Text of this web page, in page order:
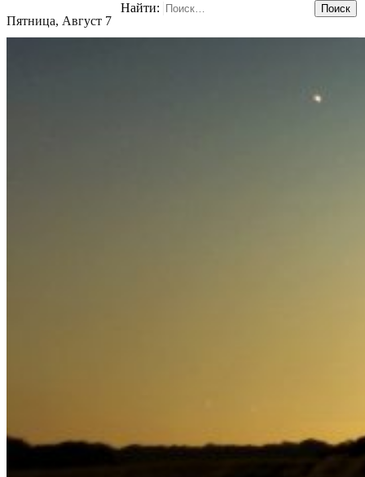
Пятница, Август 7
Найти: